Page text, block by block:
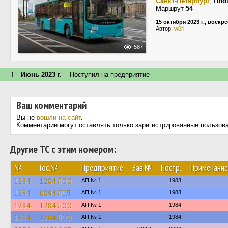
587
Маршрут 54
15 октября 2023 г.,
Автор: w0ri
↑ Июнь 2023 г. Поступил на предприятие
Ваш комментарий
Вы не вошли на сайт.
Комментарии могут оставлять только зарегистрированные
Другие ТС с этим номером:
№ Гос.№ Предприятие Зав.№ Постр. Примечание
1284 1284 ЛОО АП № 1 1983
1284 0894 ЛЕЛ АП № 1 1983
1284 1284 ЛОО АП № 1 1984
1284 1284 ЛОО АП № 1 1984